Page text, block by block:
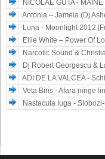
NICOLAE GUTA -
Antonia – Jameia (Dj
Luna - Moonlight 2012
Ellie White – Power Of
Narcotic Sound &
Dj Robert Georgescu &
ADI DE LA VALCEA -
Veta Biris - Afara ninge
Nastacuta Iuga -